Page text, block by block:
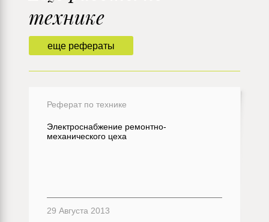
еще рефераты
технике
Реферат по технике
Электроснабжение ремонтно-
механического цеха
29 Августа 2013